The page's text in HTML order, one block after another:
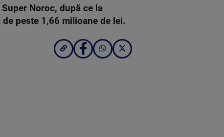
Noroc, după ce la
peste 1,66 milioane de lei.